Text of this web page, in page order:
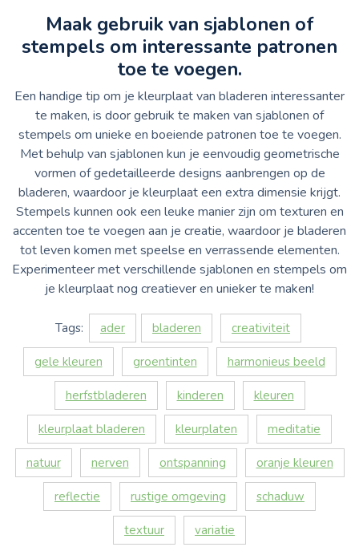
Maak gebruik van sjablonen of
stempels om interessante patronen
toe te voegen.
Een handige tip om je kleurplaat van bladeren interessanter
te maken, is door gebruik te maken van sjablonen of
stempels om unieke en boeiende patronen toe te voegen.
Met behulp van sjablonen kun je eenvoudig geometrische
vormen of gedetailleerde designs aanbrengen op de
bladeren, waardoor je kleurplaat een extra dimensie krijgt.
Stempels kunnen ook een leuke manier zijn om texturen en
accenten toe te voegen aan je creatie, waardoor je bladeren
tot leven komen met speelse en verrassende elementen.
Experimenteer met verschillende sjablonen en stempels om
je kleurplaat nog creatiever en unieker te maken!
Tags: ader bladeren creativiteit
gele kleuren groentinten harmonieus beeld
herfstbladeren kinderen kleuren
kleurplaat bladeren kleurplaten meditatie
natuur nerven ontspanning oranje kleuren
reflectie rustige omgeving schaduw
textuur variatie